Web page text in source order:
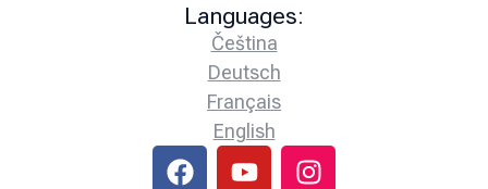
Languages:
Čeština
Deutsch
Français
English